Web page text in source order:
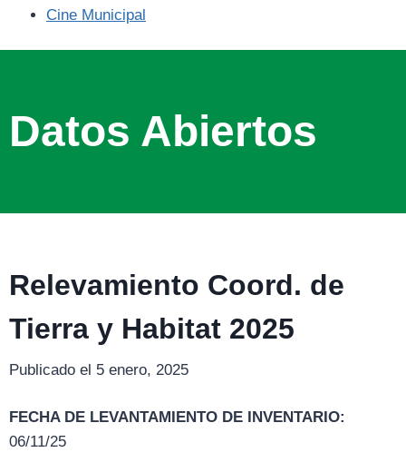
Cine Municipal
Datos Abiertos
Relevamiento Coord. de
Tierra y Habitat 2025
Publicado el 5 enero, 2025
FECHA DE LEVANTAMIENTO DE INVENTARIO:
06/11/25